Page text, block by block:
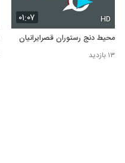
۰۱:۰۷ HD
محیط دنج رستوران قصرایرانیان
۱۳ بازدید